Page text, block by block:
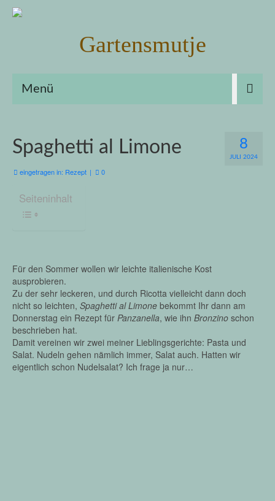
Menü
8
JULI 2024
Spaghetti al Limone
eingetragen in: Rezept | 0
Seiteninhalt
Für den Sommer wollen wir leichte italienische Kost
ausprobieren.
Zu der sehr leckeren, und durch Ricotta vielleicht dann doch
nicht so leichten, Spaghetti al Limone bekommt Ihr dann am
Donnerstag ein Rezept für Panzanella, wie ihn Bronzino schon
beschrieben hat.
Damit vereinen wir zwei meiner Lieblingsgerichte: Pasta und
Salat. Nudeln gehen nämlich immer, Salat auch. Hatten wir
eigentlich schon Nudelsalat? Ich frage ja nur…